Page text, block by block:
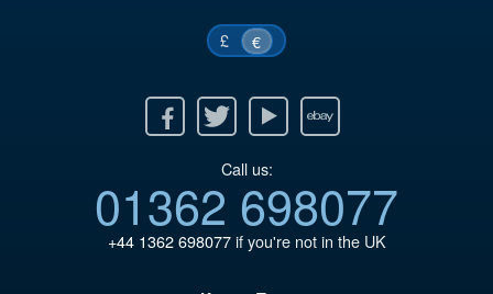
£ €
Twitter Youtube Ebay
Call us:
01362 698077
+44 1362 698077if you're not in the UK